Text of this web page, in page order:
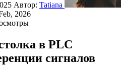
Автор: Tatiana
2026
в PLC
сигналов